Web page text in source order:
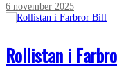
6 november 2025
Rollistan i